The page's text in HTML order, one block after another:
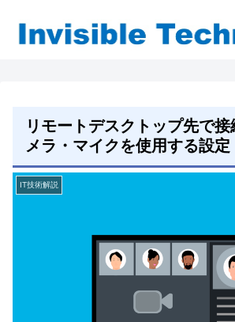
リモートデスクトップ先で接
メラ・マイクを使用する設定
IT技術解説